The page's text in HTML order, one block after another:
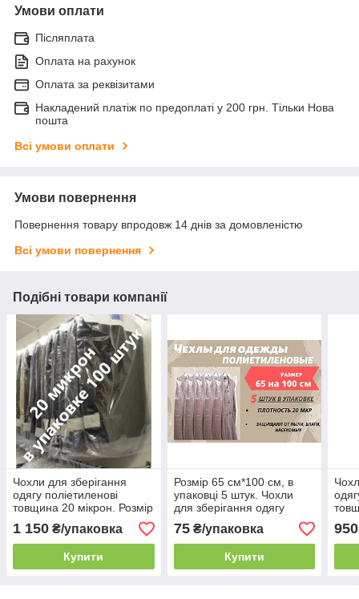
Умови оплати
Післяплата
Оплата на рахунок
Оплата за реквізитами
Накладений платіж по предоплаті у 200 грн. Тільки Нова
пошта
Всі умови оплати
Умови повернення
Повернення товару впродовж 14 днів за домовленістю
Всі умови повернення
Подібні товари компанії
Чохли для зберігання
одягу поліетиленові
товщина 20 мікрон. Розмір
65 см*110 см, в упаковці
100 штук
1 150 ₴/упаковка
Купити
Розмір 65 см*100 см, в
упаковці 5 штук. Чохли
для зберігання одягу
поліетиленові товщина 20
мікрон.
75₴/упаковка
Купити
65
100
950